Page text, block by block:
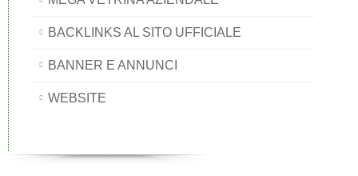
BACKLINKS AL SITO UFFICIALE
BANNER E ANNUNCI
WEBSITE